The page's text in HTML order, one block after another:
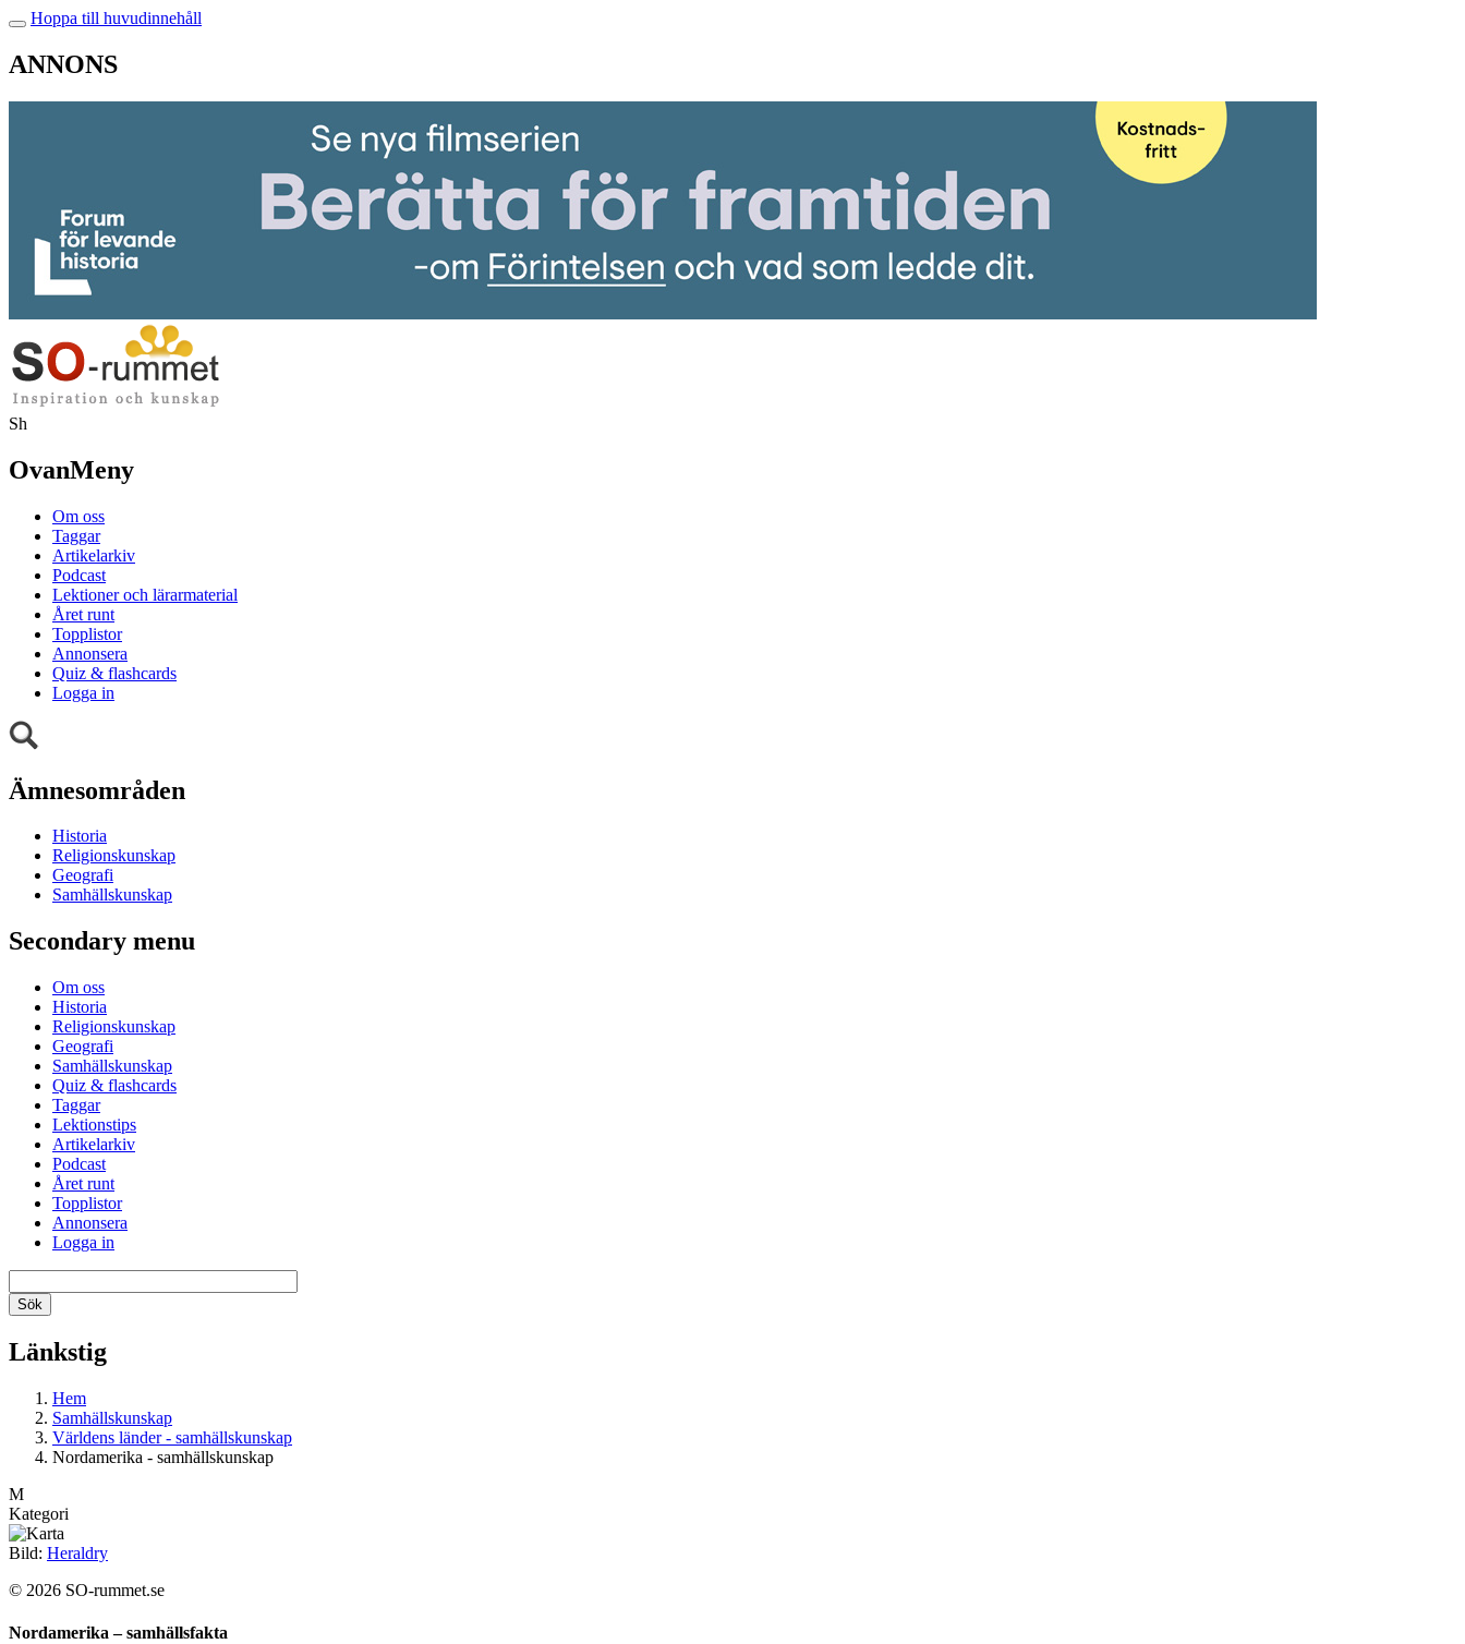
Hoppa till huvudinnehåll
ANNONS
Sh
OvanMeny
Om oss
Taggar
Artikelarkiv
Podcast
Lektioner och lärarmaterial
Året runt
Topplistor
Annonsera
Quiz & flashcards
Logga in
Ämnesområden
Historia
Religionskunskap
Geografi
Samhällskunskap
Secondary menu
Om oss
Historia
Religionskunskap
Geografi
Samhällskunskap
Quiz & flashcards
Taggar
Lektionstips
Artikelarkiv
Podcast
Året runt
Topplistor
Annonsera
Logga in
Länkstig
Hem
Samhällskunskap
Världens länder - samhällskunskap
Nordamerika - samhällskunskap
M
Kategori
Bild: Heraldry
© 2026 SO-rummet.se
Nordamerika – samhällsfakta